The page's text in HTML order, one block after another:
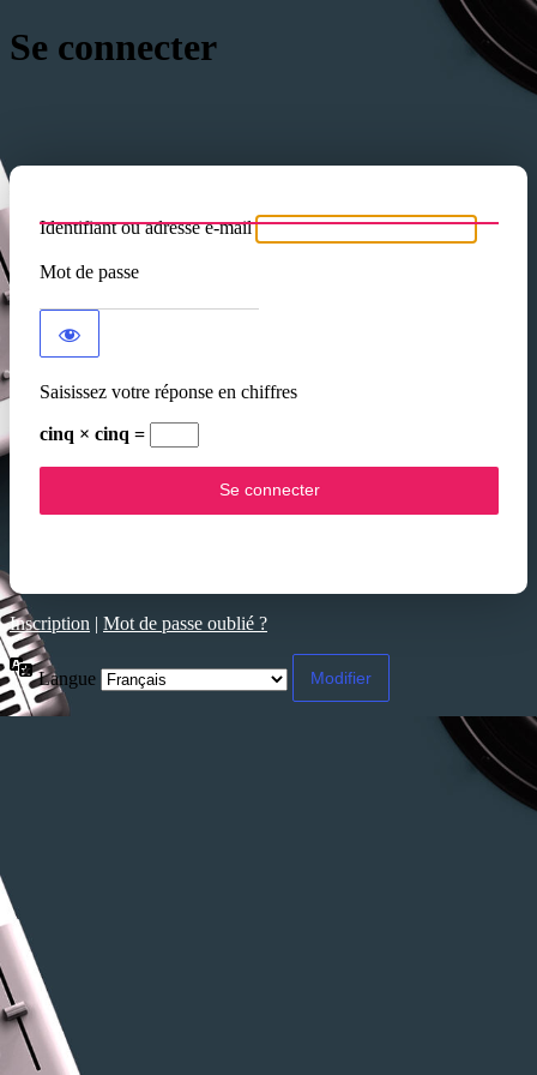
Se connecter
Identifiant ou adresse e-mail
Mot de passe
Saisissez votre réponse en chiffres
cinq × cinq =
Inscription | Mot de passe oublié ?
Langue